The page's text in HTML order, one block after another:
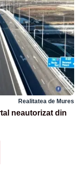
Realitatea de Mures
neautorizat din